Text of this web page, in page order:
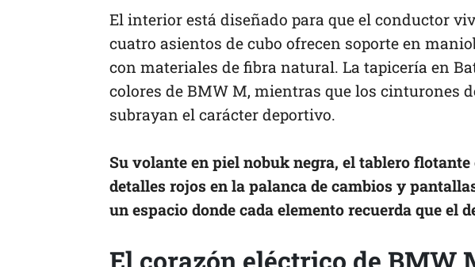
El interior está diseñado para que el conductor
cuatro asientos de cubo ofrecen soporte en
con materiales de fibra natural. La tapicería en
colores de BMW M, mientras que los cinturones
subrayan el carácter deportivo.
Su volante en piel nobuk negra, el tablero
detalles rojos en la palanca de cambios y
un espacio donde cada elemento recuerda que el
El corazón eléctrico de BMW